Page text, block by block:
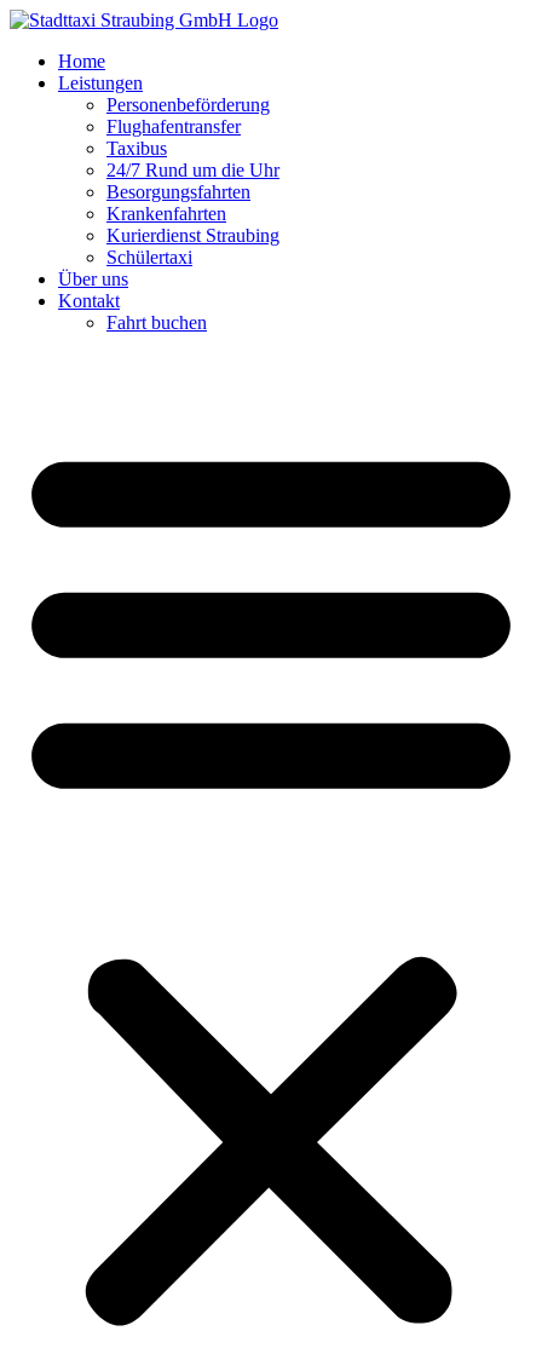
Zum
springenHome
Leistungen
Personenbeförderung
Flughafentransfer
Taxibus
24/7 Rund um die Uhr
Besorgungsfahrten
Krankenfahrten
Kurierdienst Straubing
Schülertaxi
Über uns
Kontakt
Fahrt buchen